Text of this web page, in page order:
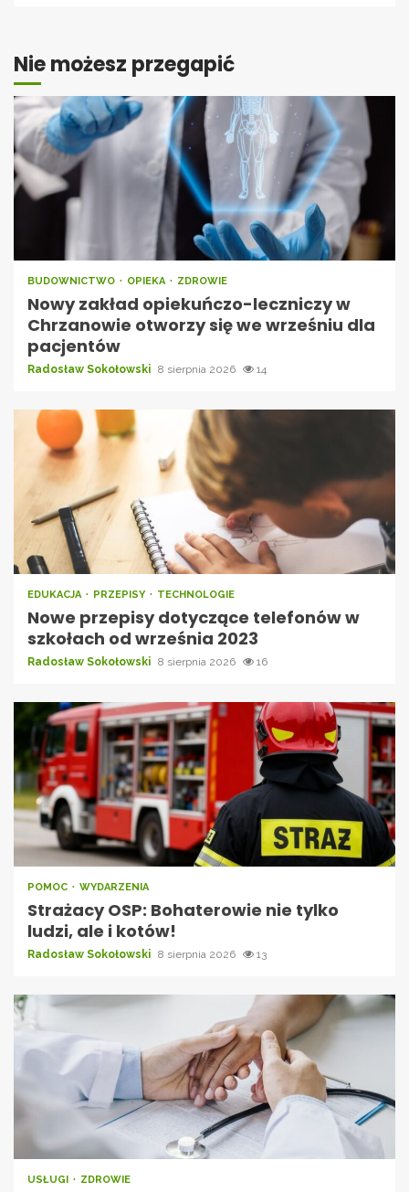
Nie możesz przegapić
BUDOWNICTWO OPIEKA ZDROWIE
Nowy zakład opiekuńczo-leczniczy w
Chrzanowie otworzy się we wrześniu dla
pacjentów
Radosław Sokołowski 8 sierpnia 2026 14
EDUKACJA PRZEPISY TECHNOLOGIE
Nowe przepisy dotyczące telefonów w
szkołach od września 2023
Radosław Sokołowski 8 sierpnia 2026 16
POMOC WYDARZENIA
Strażacy OSP: Bohaterowie nie tylko
ludzi, ale i kotów!
Radosław Sokołowski 8 sierpnia 2026 13
USŁUGI ZDROWIE